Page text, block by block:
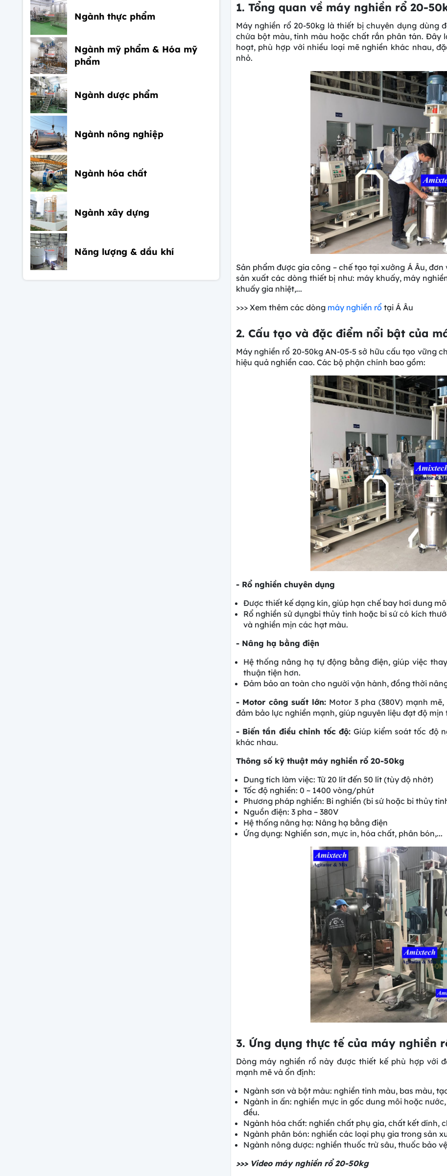
1. Tổng quan về máy nghiền rổ 20-
Máy nghiền rổ 20-50kg là thiết bị chuyên dụng dùng
chứa bột màu, tinh màu hoặc chất rắn phân tán. Đây
hoạt, phù hợp với nhiều loại mẽ nghiền khác nhau,
nhỏ.
Sản phẩm được gia công – chế tạo tại xưởng Á Âu,
sản xuất các dòng thiết bị như: máy khuấy, máy
khuấy gia nhiệt,...
>>> Xem thêm các dòng máy nghiền rổtại Á Âu
2. Cấu tạo và đặc điểm nổi bật của
Máy nghiền rổ 20-50kg AN-05-5 sở hữu cấu tạo vững
hiệu quả nghiền cao. Các bộ phận chính bao gồm:
- Rổ nghiền chuyên dụng
Được thiết kế dạng kín, giúp hạn chế bay hơi dung
Rổ nghiền sử dụngbi thủy tinh hoặc bi sứ có kích
và nghiền mịn các hạt màu.
- Nâng hạ bằng điện
Hệ thống nâng hạ tự động bằng điện, giúp việc
thuận tiện hơn.
Đảm bảo an toàn cho người vận hành, đồng thời
- Motor công suất lớn: Motor 3 pha (380V) mạnh
đảm bảo lực nghiền mạnh, giúp nguyên liệu đạt độ mịn
- Biến tần điều chỉnh tốc độ:Giúp kiểm soát tốc độ
khác nhau.
Thông số kỹ thuật máy nghiền rổ 20-50kg
Dung tích làm việc: Từ 20 lít đến 50 lít (tùy độ nhớt)
Tốc độ nghiền: 0 ~ 1400 vòng/phút
Phương pháp nghiền: Bi nghiền (bi sứ hoặc bi thủy
Nguồn điện: 3 pha – 380V
Hệ thống nâng hạ: Nâng hạ bằng điện
Ứng dụng: Nghiền sơn, mực in, hóa chất, phân bón,...
3. Ứng dụng thực tế của máy nghiền
Dòng máy nghiền rổ này được thiết kế phù hợp với
mạnh mẽ và ổn định:
Ngành sơn và bột màu: nghiền tinh màu, bas màu,
Ngành in ấn: nghiền mực in gốc dung môi hoặc
đều.
Ngành hóa chất: nghiền chất phụ gia, chất kết dính,
Ngành phân bón: nghiền các loại phụ gia trong sản
Ngành nông dược: nghiền thuốc trừ sâu, thuốc bảo
>>> Video máy nghiền rổ 20-50kg
Ngành thực phẩm
Ngành mỹ phẩm & Hóa mỹ
phẩm
Ngành dược phẩm
Ngành nông nghiệp
Ngành hóa chất
Ngành xây dựng
Năng lượng & dầu khí